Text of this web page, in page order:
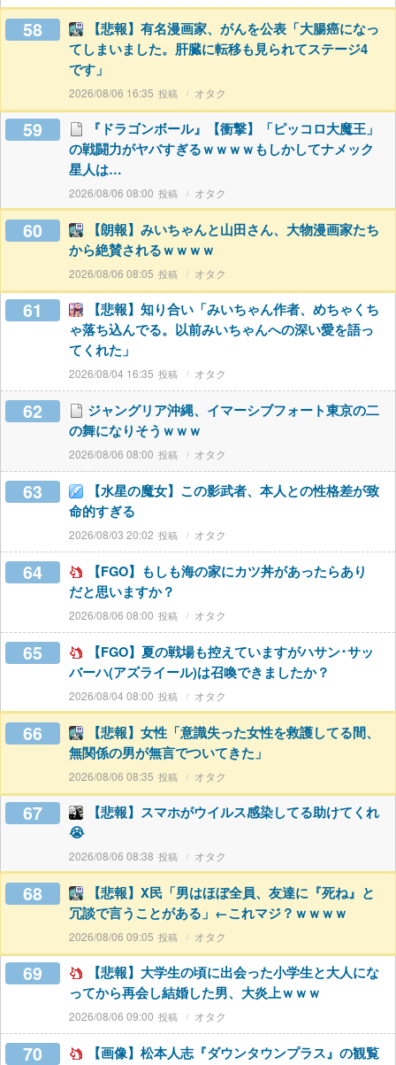
58
【悲報】有名漫画家、がんを公表「大腸癌になっ
てしまいました。肝臓に転移も見られてステージ4
です」
2026/08/06 16:35 オタク
59
『ドラゴンボール』【衝撃】「ピッコロ大魔王」
の戦闘力がヤバすぎるｗｗｗｗもしかしてナメック
星人は…
2026/08/06 08:00 オタク
60
【朗報】みいちゃんと山田さん、大物漫画家たち
から絶賛されるｗｗｗｗ
2026/08/06 08:05 オタク
61
【悲報】知り合い「みいちゃん作者、めちゃくち
ゃ落ち込んでる。以前みいちゃんへの深い愛を語っ
てくれた」
2026/08/04 16:35 オタク
62
ジャングリア沖縄、イマーシブフォート東京の二
の舞になりそうｗｗｗ
2026/08/06 08:00 オタク
63
【水星の魔女】この影武者、本人との性格差が致
命的すぎる
2026/08/03 20:02 オタク
64
【FGO】もしも海の家にカツ丼があったらあり
だと思いますか？
2026/08/06 08:00 オタク
65
【FGO】夏の戦場も控えていますがハサン･サッ
バーハ(アズライール)は召喚できましたか？
2026/08/04 08:00 オタク
66
【悲報】女性「意識失った女性を救護してる間、
無関係の男が無言でついてきた」
2026/08/06 08:35 オタク
67
【悲報】スマホがウイルス感染してる助けてくれ
😭
2026/08/06 08:38 オタク
68
【悲報】X民「男はほぼ全員、友達に『死ね』と
冗談で言うことがある」←これマジ？ｗｗｗｗ
2026/08/06 09:05 オタク
69
【悲報】大学生の頃に出会った小学生と大人にな
ってから再会し結婚した男、大炎上ｗｗｗ
2026/08/06 09:00 オタク
70
【画像】松本人志『ダウンタウンプラス』の観覧